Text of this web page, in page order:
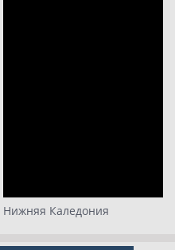
Нижняя Каледония